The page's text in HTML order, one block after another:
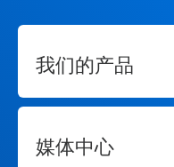
我们的产品
媒体中心